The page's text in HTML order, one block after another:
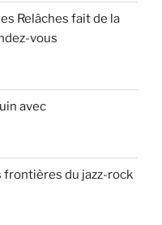
Relâches fait de la
vous
avec
frontières du jazz-rock